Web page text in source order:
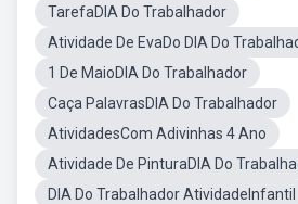
TarefaDIA Do Trabalhador
Atividade De EvaDo DIA Do
1 De MaioDIA Do Trabalhador
Caça PalavrasDIA Do Trabalhador
AtividadesCom Adivinhas 4 Ano
Atividade De PinturaDIA Do
DIA Do Trabalhador AtividadeInfantil